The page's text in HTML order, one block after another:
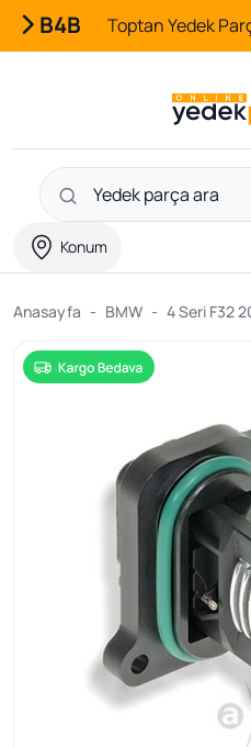
B4B Toptan Yedek
Konum
Anasayfa BMW 4 Seri F32